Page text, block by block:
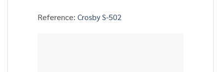
Reference: Crosby S-502